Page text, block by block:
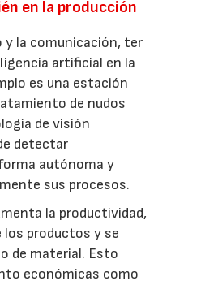
en la producción
y la comunicación, ter
artificial en la
es una estación
de nudos
de visión
detectar
autónoma y
sus procesos.
la productividad,
los productos y se
de material. Esto
económicas como